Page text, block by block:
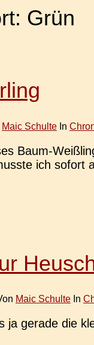
Grün
Maic Schulte In
Baum-
ich sofort
Maic Schulte In
ja gerade die